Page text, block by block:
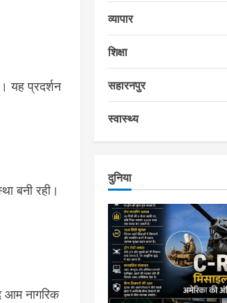
यह प्रदर्शन
बनी रही।
आम नागरिक
व्यापार
शिक्षा
सहारनपुर
स्वास्थ्य
दुनिया